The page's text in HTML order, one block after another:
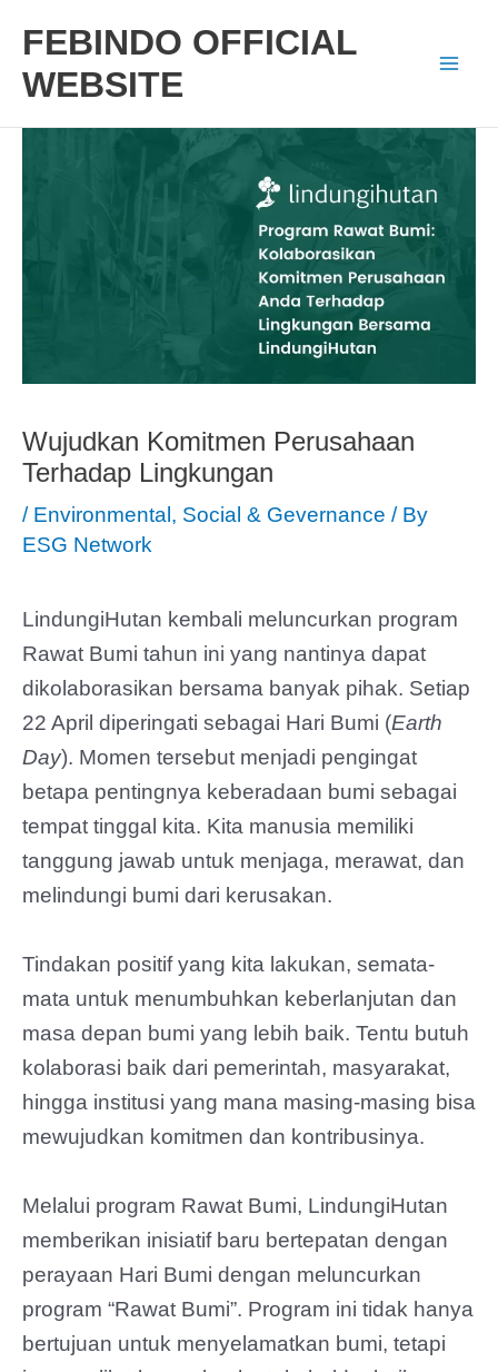
content
FEBINDO OFFICIAL
WEBSITE
Wujudkan Komitmen Perusahaan
Terhadap Lingkungan
/ Environmental, Social & Gevernance / By
ESG Network
LindungiHutan kembali meluncurkan program
Rawat Bumi tahun ini yang nantinya dapat
dikolaborasikan bersama banyak pihak. Setiap
22 April diperingati sebagai Hari Bumi (Earth
Day). Momen tersebut menjadi pengingat
betapa pentingnya keberadaan bumi sebagai
tempat tinggal kita. Kita manusia memiliki
tanggung jawab untuk menjaga, merawat, dan
melindungi bumi dari kerusakan.
Tindakan positif yang kita lakukan, semata-
mata untuk menumbuhkan keberlanjutan dan
masa depan bumi yang lebih baik. Tentu butuh
kolaborasi baik dari pemerintah, masyarakat,
hingga institusi yang mana masing-masing bisa
mewujudkan komitmen dan kontribusinya.
Melalui program Rawat Bumi, LindungiHutan
memberikan inisiatif baru bertepatan dengan
perayaan Hari Bumi dengan meluncurkan
program “Rawat Bumi”. Program ini tidak hanya
bertujuan untuk menyelamatkan bumi, tetapi